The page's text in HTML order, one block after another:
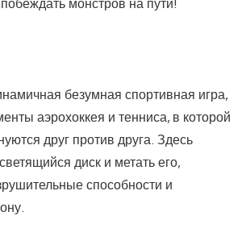
безумная спортивная игра,
аэрохоккея и тенниса, в которой
друг против друга. Здесь
диск и метать его,
способности и